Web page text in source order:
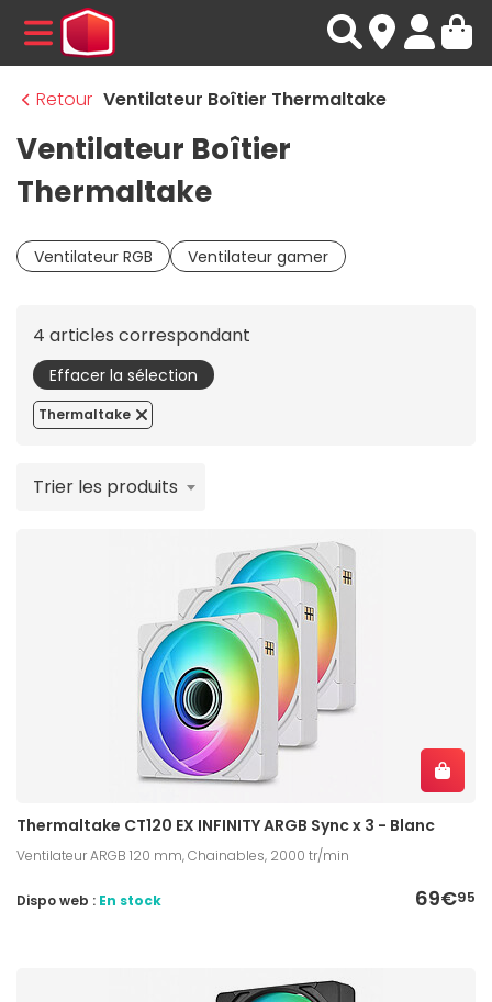
MENU
Retour Ventilateur Boîtier Thermaltake
Ventilateur Boîtier
Thermaltake
Ventilateur RGB Ventilateur gamer
4 articles correspondant
Effacer la sélection
Thermaltake
Trier les produits
Thermaltake CT120 EX INFINITY ARGB Sync x 3 - Blanc
Ventilateur ARGB 120 mm, Chainables, 2000 tr/min
69€95
Dispo web : En stock